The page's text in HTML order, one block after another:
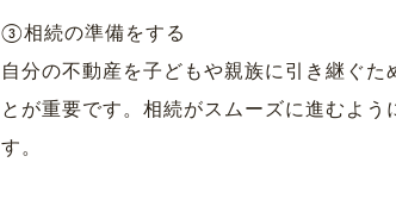
③相続の準備をする
自分の不動産を子どもや親族に引き継ぐ
とが重要です。相続がスムーズに進むよ
す。